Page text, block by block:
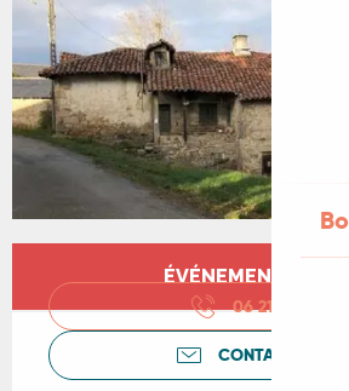
Ouverture etÉVÉNEMENT
06 21 99 51
CONTACTEZ-